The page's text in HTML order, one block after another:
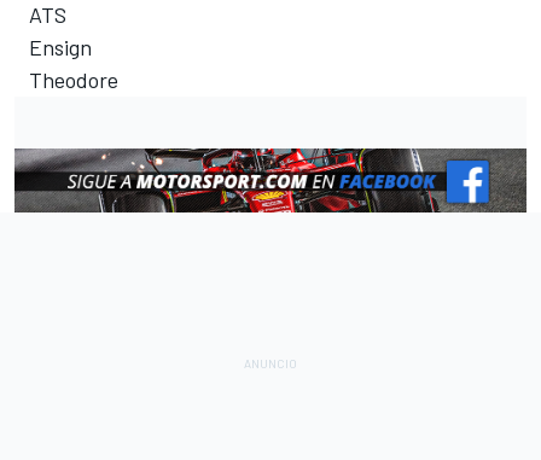
ATS
Ensign
Theodore